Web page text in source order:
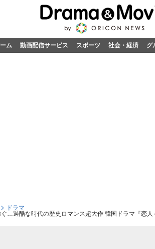
ム 動画配信サービス スポーツ 社会・経済 グ
ドラマ
…過酷な時代の歴史ロマンス超大作 韓国ドラマ『恋